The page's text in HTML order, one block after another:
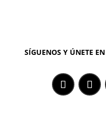
SÍGUENOS Y ÚNETE